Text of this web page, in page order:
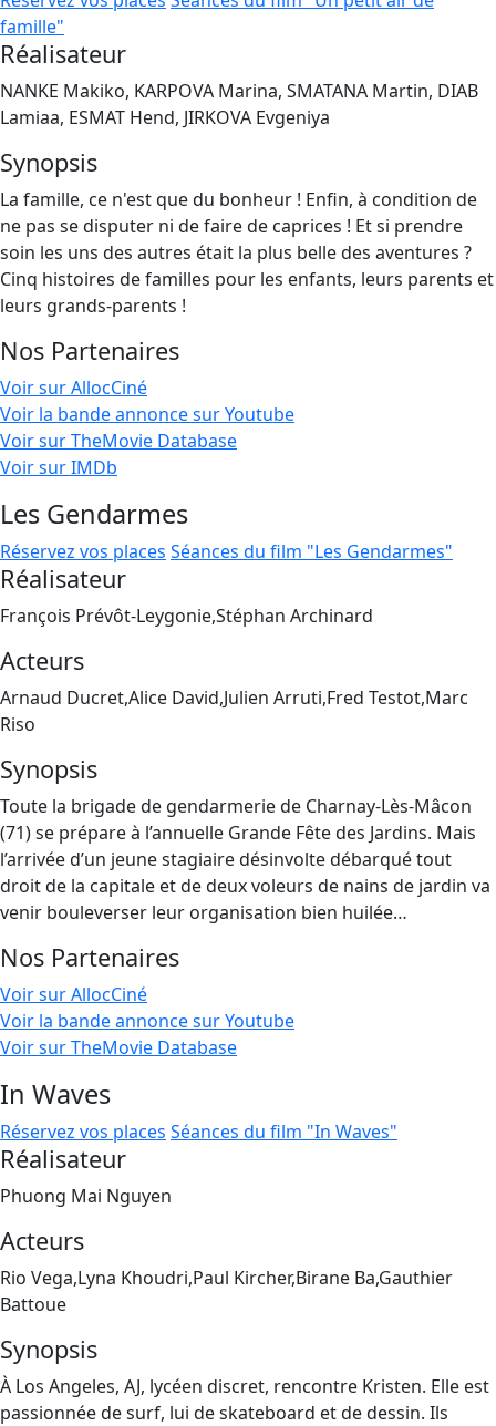
famille"
Réalisateur
NANKE Makiko, KARPOVA Marina, SMATANA Martin, DIAB
Lamiaa, ESMAT Hend, JIRKOVA Evgeniya
Synopsis
La famille, ce n'est que du bonheur ! Enfin, à condition de
ne pas se disputer ni de faire de caprices ! Et si prendre
soin les uns des autres était la plus belle des aventures ?
Cinq histoires de familles pour les enfants, leurs parents et
leurs grands-parents !
Nos Partenaires
Voir sur AllocCiné
Voir la bande annonce sur Youtube
Voir sur TheMovie Database
Voir sur IMDb
Les Gendarmes
Réservez vos places Séances du film "Les Gendarmes"
Réalisateur
François Prévôt-Leygonie,Stéphan Archinard
Acteurs
Arnaud Ducret,Alice David,Julien Arruti,Fred Testot,Marc
Riso
Synopsis
Toute la brigade de gendarmerie de Charnay-Lès-Mâcon
(71) se prépare à l’annuelle Grande Fête des Jardins. Mais
l’arrivée d’un jeune stagiaire désinvolte débarqué tout
droit de la capitale et de deux voleurs de nains de jardin va
venir bouleverser leur organisation bien huilée…
Nos Partenaires
Voir sur AllocCiné
Voir la bande annonce sur Youtube
Voir sur TheMovie Database
In Waves
Réservez vos places Séances du film "In Waves"
Réalisateur
Phuong Mai Nguyen
Acteurs
Rio Vega,Lyna Khoudri,Paul Kircher,Birane Ba,Gauthier
Battoue
Synopsis
À Los Angeles, AJ, lycéen discret, rencontre Kristen. Elle est
passionnée de surf, lui de skateboard et de dessin. Ils